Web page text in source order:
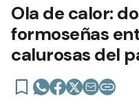
Ola de calor:
formoseñas
calurosas del